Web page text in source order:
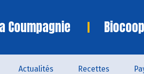
Coumpagnie
Actualités Recettes